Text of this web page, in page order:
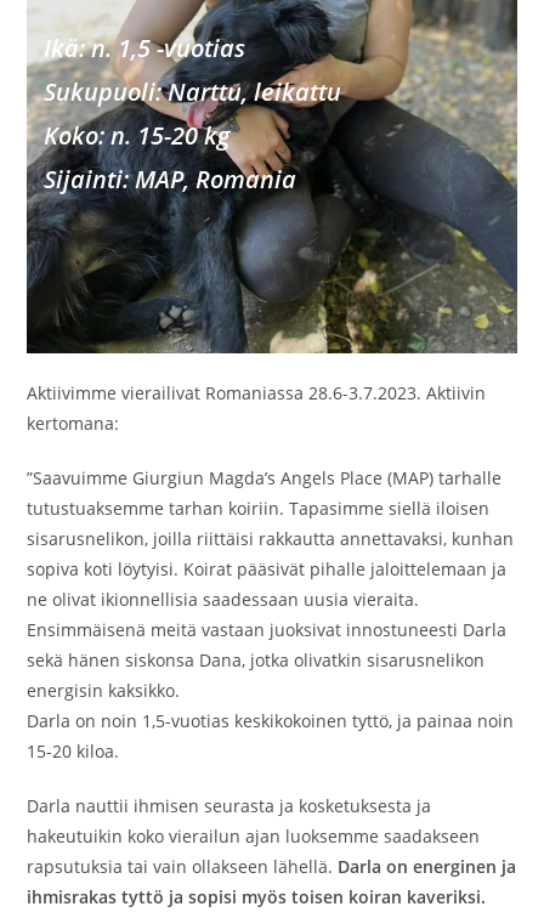
Ikä: n. 1,5 -vuotias
Sukupuoli: Narttu, leikattu
Koko: n. 15-20 kg
Sijainti: MAP, Romania
Aktiivimme vierailivat Romaniassa 28.6-3.7.2023. Aktiivin
kertomana:
”Saavuimme Giurgiun Magda’s Angels Place (MAP) tarhalle
tutustuaksemme tarhan koiriin. Tapasimme siellä iloisen
sisarusnelikon, joilla riittäisi rakkautta annettavaksi, kunhan
sopiva koti löytyisi. Koirat pääsivät pihalle jaloittelemaan ja
ne olivat ikionnellisia saadessaan uusia vieraita.
Ensimmäisenä meitä vastaan juoksivat innostuneesti Darla
sekä hänen siskonsa Dana, jotka olivatkin sisarusnelikon
energisin kaksikko.
Darla on noin 1,5-vuotias keskikokoinen tyttö, ja painaa noin
15-20 kiloa.
Darla nauttii ihmisen seurasta ja kosketuksesta ja
hakeutuikin koko vierailun ajan luoksemme saadakseen
rapsutuksia tai vain ollakseen lähellä. Darla on energinen ja
ihmisrakas tyttö ja sopisi myös toisen koiran kaveriksi.